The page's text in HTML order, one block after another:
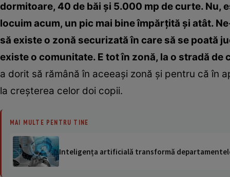
dormitoare, 40 de băi şi 5.000 mp de curte. Nu,
locuim acum, un pic mai bine împărţită şi atât.
să existe o zonă securizată în care să se poată
existe o comunitate. E tot în zonă, la o stradă de
a dorit să rămână în aceeaşi zonă şi pentru că în
la creşterea celor doi copii.
MAI MULTE PENTRU TINE
Inteligența artificială transformă